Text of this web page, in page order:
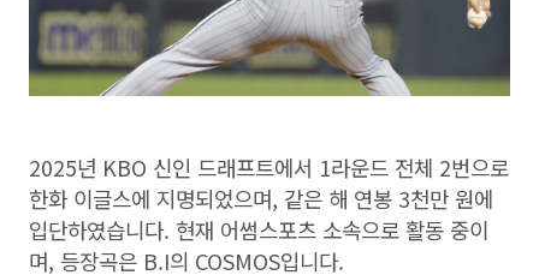
2025년 KBO 신인 드래프트에서 1라운드 전체 2번으로
한화 이글스에 지명되었으며, 같은 해 연봉 3천만 원에
입단하였습니다. 현재 어썸스포츠 소속으로 활동 중이
며, 등장곡은 B.I의 COSMOS입니다.